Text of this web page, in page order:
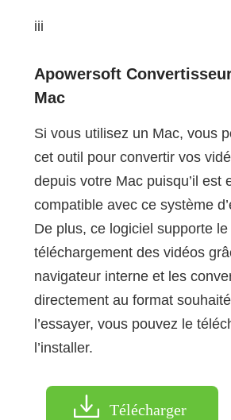
iii
Apowersoft
Mac
Si vous utilisez un Mac, vous
cet outil pour convertir vos
depuis votre Mac puisqu’il est
compatible avec ce système
De plus, ce logiciel supporte le
téléchargement des vidéos
navigateur interne et les
directement au format
l’essayer, vous pouvez le
l’installer.
Télécharger